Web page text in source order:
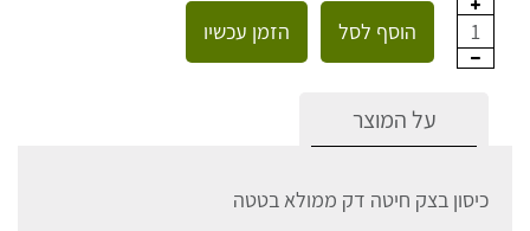
1 הוסף לסל הזמן עכשיו
על המוצר
כיסון בצק חיטה דק ממולא בטטה